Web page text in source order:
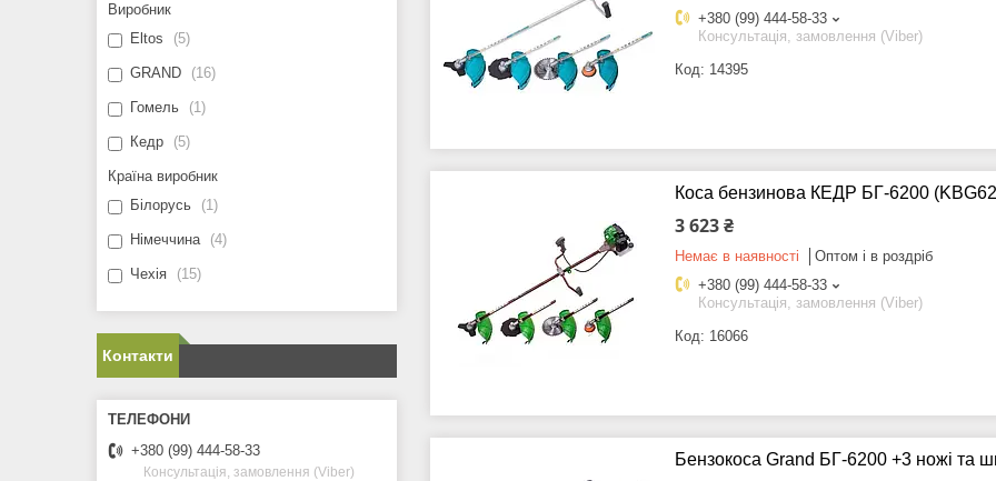
+380 (99) 444-58-33
Консультація, замовлення (Viber)
14395
Коса бензинова КЕДР БГ-6200
3 623 ₴
Немає в наявності
Оптом і в роздріб
+380 (99) 444-58-33
Консультація, замовлення (Viber)
16066
Бензокоса Grand БГ-6200 +3 ножі та
Виробник
Eltos
5
GRAND 16
Гомель 1
Кедр 5
Країна виробник
Білорусь
1
Німеччина 4
Чехія 15
Контакти
+380 (99) 444-58-33
Консультація, замовлення (Viber)